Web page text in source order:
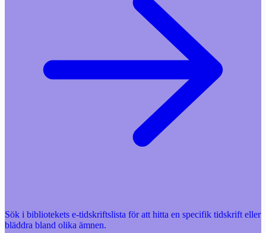
Sök i bibliotekets e-tidskriftslista för att hitta en specifik tidskrift eller
bläddra bland olika ämnen.